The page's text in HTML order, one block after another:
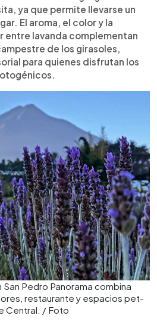
ya que permite llevarse un
El aroma, el color y la
entre lavanda complementan
de los girasoles,
para quienes disfrutan los
Pedro Panorama combina
restaurante y espacios pet-
Central. / Foto